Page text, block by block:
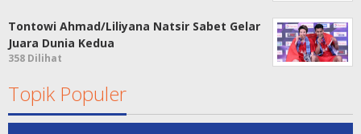
Tontowi Ahmad/Liliyana Natsir Sabet Gelar
Juara Dunia Kedua
358 Dilihat
Topik Populer